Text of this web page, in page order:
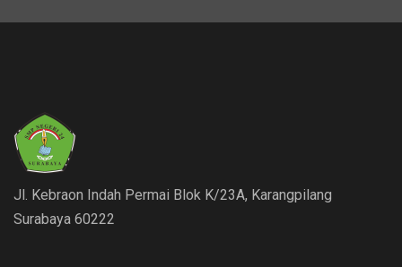
Jl. Kebraon Indah Permai Blok K/23A, Karangpilang
Surabaya 60222